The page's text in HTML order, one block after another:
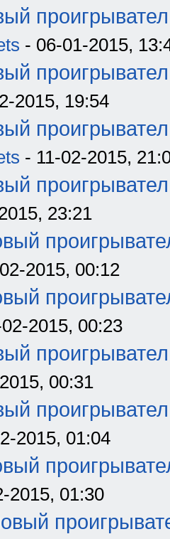
- 06-01-2015,
2015, 19:54
- 11-02-2015,
23:21
2015, 00:12
2015, 00:23
00:31
2015, 01:04
2015, 01:30